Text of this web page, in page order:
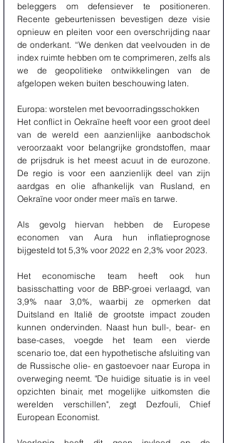
beleggers om defensiever te positioneren.
Recente gebeurtenissen bevestigen deze visie
opnieuw en pleiten voor een overschrijding naar
de onderkant. “We denken dat veelvouden in de
index ruimte hebben om te comprimeren, zelfs als
we de geopolitieke ontwikkelingen van de
afgelopen weken buiten beschouwing laten.
Europa: worstelen met bevoorradingsschokken
Het conflict in Oekraïne heeft voor een groot deel
van de wereld een aanzienlijke aanbodschok
veroorzaakt voor belangrijke grondstoffen, maar
de prijsdruk is het meest acuut in de eurozone.
De regio is voor een aanzienlijk deel van zijn
aardgas en olie afhankelijk van Rusland, en
Oekraïne voor onder meer maïs en tarwe.
Als gevolg hiervan hebben de Europese
economen van Aura hun inflatieprognose
bijgesteld tot 5,3% voor 2022 en 2,3% voor 2023.
Het economische team heeft ook hun
basisschatting voor de BBP-groei verlaagd, van
3,9% naar 3,0%, waarbij ze opmerken dat
Duitsland en Italië de grootste impact zouden
kunnen ondervinden. Naast hun bull-, bear- en
base-cases, voegde het team een ​​vierde
scenario toe, dat een hypothetische afsluiting van
de Russische olie- en gastoevoer naar Europa in
overweging neemt. "De huidige situatie is in veel
opzichten binair, met mogelijke uitkomsten die
werelden verschillen", zegt Dezfouli, Chief
European Economist.